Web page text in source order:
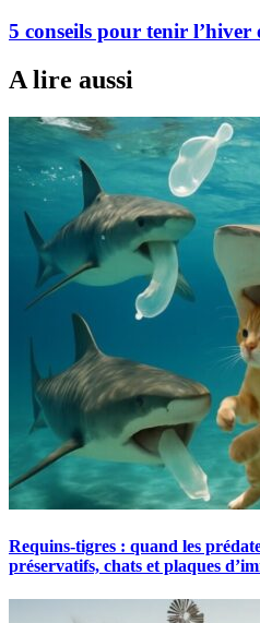
5 conseils pour tenir l’hiver
A lire aussi
Requins-tigres : quand les
préservatifs, chats et plaques